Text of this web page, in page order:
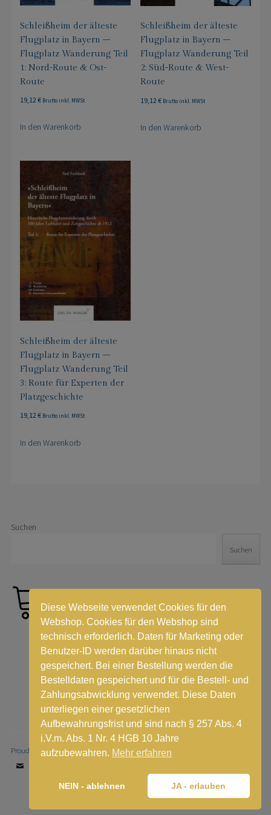
Schleißheim der älteste
Flugplatz in Bayern –
Flugplatz Wanderung Teil
1: Nord-Route & Ost-
Route
19,12 € Brutto inkl. MWSt
In den Warenkorb
Schleißheim der älteste
Flugplatz in Bayern –
Flugplatz Wanderung Teil
2: Süd-Route & West-
Route
19,12 € Brutto inkl. MWSt
In den Warenkorb
Schleißheim der älteste
Flugplatz in Bayern –
Flugplatz Wanderung Teil
3: Route für Experten der
Platzgeschichte
19,12€ Brutto inkl. MWSt
In den Warenkorb
Suchen
Suchen
Proudly powered by WordPress Theme: Stay byWordPress.com
Diese Webseite verwendet Cookies für den
Webshop. Cookies für den Webshop sind
technisch erforderlich. Daten für Marketing oder
Benutzer-ID werden darüber hinaus nicht
gespeichert. Bei einer Bestellung werden die
Bestelldaten gespeichert und für die Bestell- und
Zahlungsabwicklung verwendet. Diese Daten
unterliegen einer gesetzlichen
Aufbewahrungsfrist und sind nach § 257 Abs. 4
i.V.m. Abs. 1 Nr. 4 HGB 10 Jahre
aufzubewahren. Mehr erfahren
NEIN - ablehnen JA - erlauben